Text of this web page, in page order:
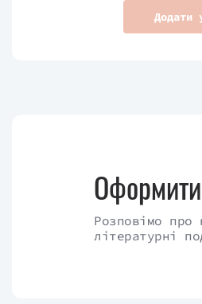
Додати
Розповімо про
літературні